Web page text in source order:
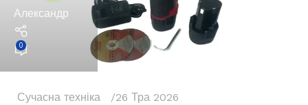
Александр
0
Сучасна техніка 26 Тра 2026